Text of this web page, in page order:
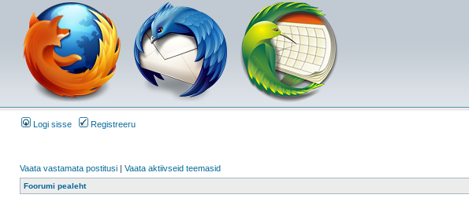
Logi sisse Registreeru
Vaata vastamata postitusi | Vaata aktiivseid teemasid
Foorumi pealeht